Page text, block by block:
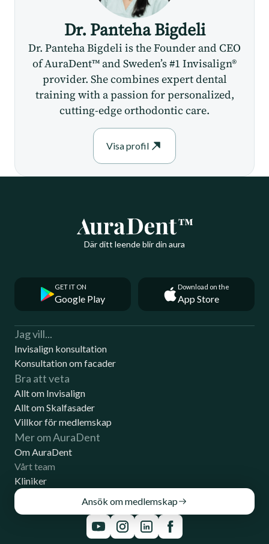
Dr. Panteha Bigdeli
Dr. Panteha Bigdeli is the Founder and CEO
of AuraDent™ and Sweden’s #1 Invisalign®
provider. She combines expert dental
training with a passion for personalized,
cutting-edge orthodontic care.
Visa profil
Där ditt leende blir din aura
GET IT ON
Google Play
Download on the
App Store
Jag vill...
Invisalign konsultation
Konsultation om facader
Bra att veta
Allt om Invisalign
Allt om Skalfasader
Villkor för medlemskap
Mer om AuraDent
Om AuraDent
Vårt team
Kliniker
Ansök om medlemskap